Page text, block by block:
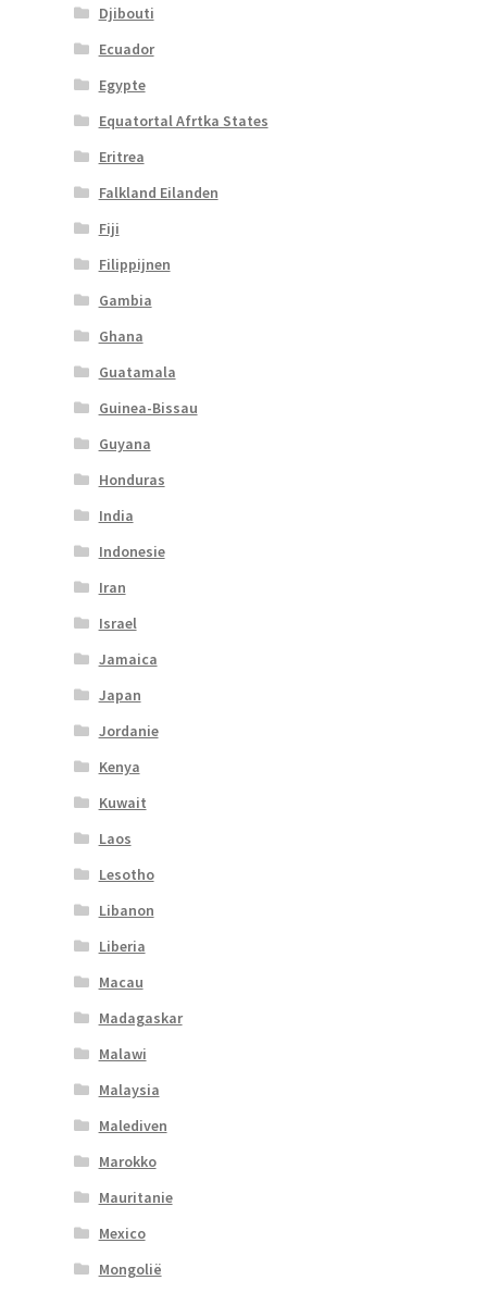
Djibouti
Ecuador
Egypte
Equatortal Afrtka States
Eritrea
Falkland Eilanden
Fiji
Filippijnen
Gambia
Ghana
Guatamala
Guinea-Bissau
Guyana
Honduras
India
Indonesie
Iran
Israel
Jamaica
Japan
Jordanie
Kenya
Kuwait
Laos
Lesotho
Libanon
Liberia
Macau
Madagaskar
Malawi
Malaysia
Malediven
Marokko
Mauritanie
Mexico
Mongolië